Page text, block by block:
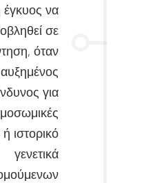
έγκυος να
σε
όταν
για
ιστορικό
γενετικά